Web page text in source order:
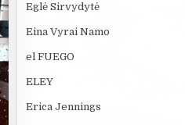
Eglė Sirvydytė
Eina Vyrai Namo
el FUEGO
ELEY
Erica Jennings